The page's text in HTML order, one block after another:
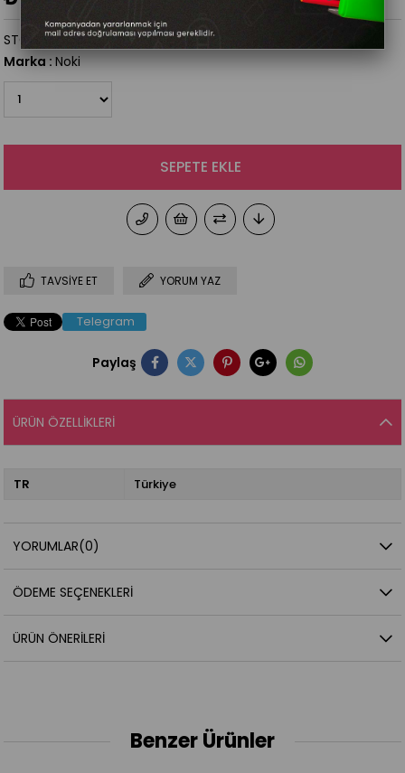
(511427)
STOK KODU
Marka:Noki
TAVSIYE ET YORUM YAZ
Telegram
Paylaş
ÜRÜN ÖZELLIKLERI
TR Türkiye
YORUMLAR(0)
ÖDEME SEÇENEKLERI
ÜRÜN ÖNERILERI
Benzer Ürünler